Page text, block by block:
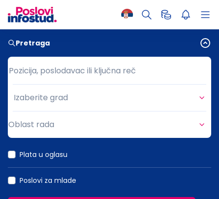
Pretraga
Pozicija, poslodavac ili ključna reč
Pozicija, poslodavac ili ključna reč
Grad
Izaberite grad
Oblast rada
Plata u oglasu
Poslovi za mlade